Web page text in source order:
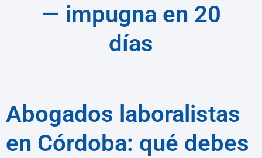
— impugna en 20
días
Abogados laboralistas
en Córdoba: qué debes